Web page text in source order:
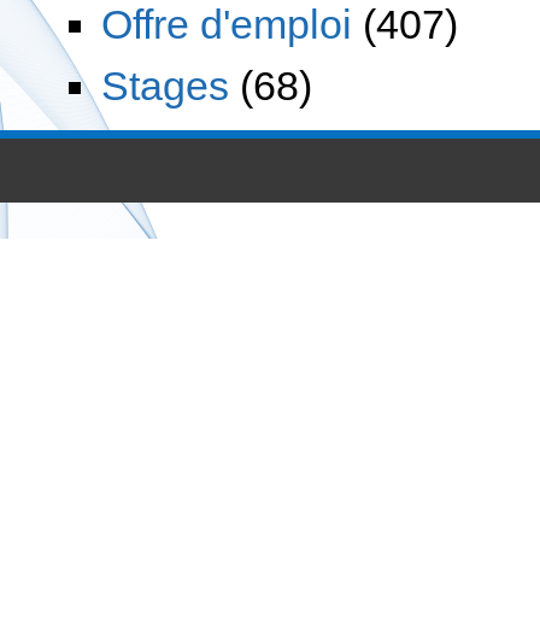
Offre d'emploi (407)
Stages (68)